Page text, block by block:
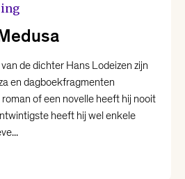
de dichter Hans Lodeizen zijn
en dagboekfragmenten
of een novelle heeft hij nooit
heeft hij wel enkele